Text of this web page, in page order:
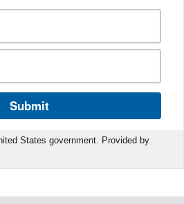
Submit
States government. Provided by